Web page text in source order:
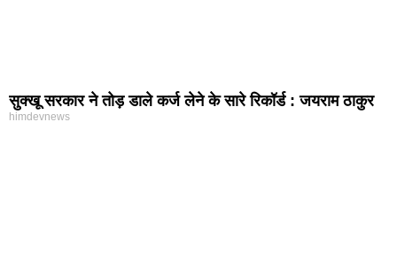
सुक्खू सरकार ने तोड़ डाले कर्ज लेने के सारे रिकॉर्ड : जयराम ठाकुर
himdevnews